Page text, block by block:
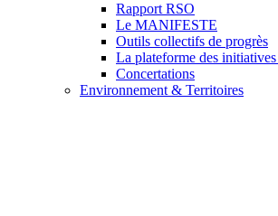
Rapport RSO
Le MANIFESTE
Outils collectifs de progrès
La plateforme des initiatives
Concertations
Environnement & Territoires